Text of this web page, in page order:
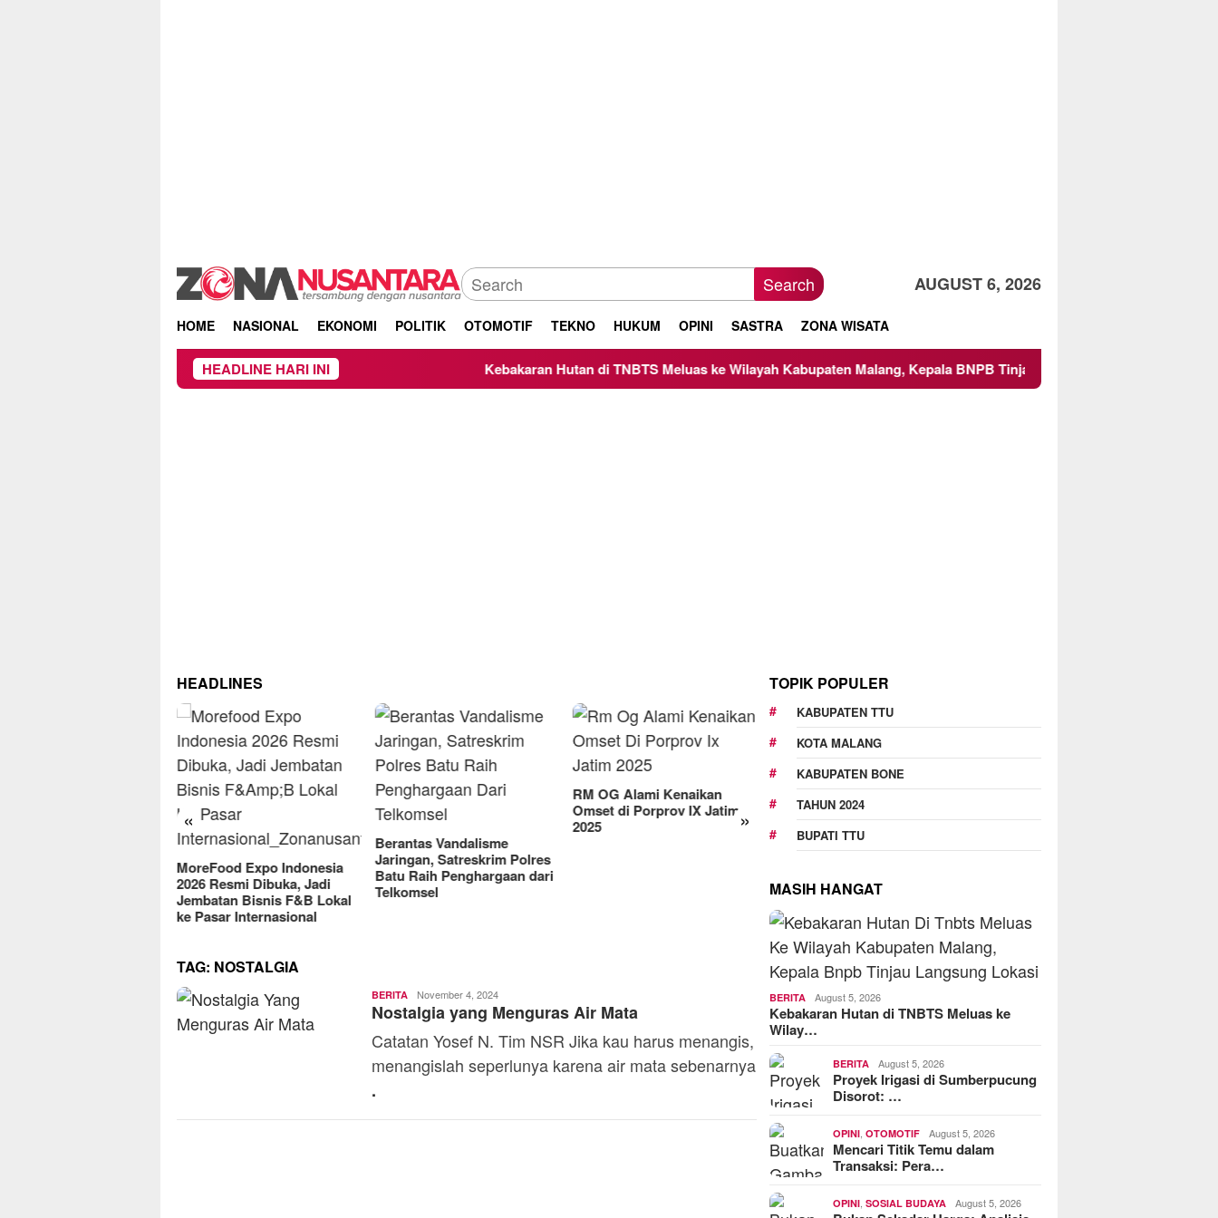
Search AUGUST 6, 2026
HOME NASIONAL EKONOMI POLITIK OTOMOTIF TEKNO HUKUM OPINI SASTRA ZONA WISATA
HEADLINE HARI INI Kebakaran Hutan di TNBTS Meluas ke Wilayah Kabupaten Malang, Kepala BNPB Tinjau Langsung Lokasi
HEADLINES
« »
MoreFood Expo Indonesia
Jembatan Bisnis F&B Lokal
Berantas Vandalisme
Jaringan, Satreskrim Polres
Batu Raih Penghargaan dari
Telkomsel
RM OG Alami Kenaikan
Omset di Porprov IX Jatim
2025
Manjakan Pelanggan,
RAT Koperasi Jasa Widyani
Sejahtera Institut Perbanas,
ke Pasar Internasional
TAG: NOSTALGIA
BERITA Admin
November 4, 2024
Nostalgia yang Menguras Air Mata
Catatan Yosef N. Tim NSR Jika kau harus menangis,
menangislah seperlunya karena air mata sebenarnya
.
TOPIK POPULER
KABUPATEN TTU
KOTA MALANG
KABUPATEN BONE
TAHUN 2024
BUPATI TTU
MASIH HANGAT
BERITA August 5, 2026
Kebakaran Hutan di TNBTS Meluas ke
Wilay…
BERITA August 5, 2026
Proyek Irigasi di Sumberpucung
Disorot: …
OPINI ,OTOMOTIF August 5, 2026
Mencari Titik Temu dalam
Transaksi: Pera…
OPINI ,SOSIAL BUDAYA August 5, 2026